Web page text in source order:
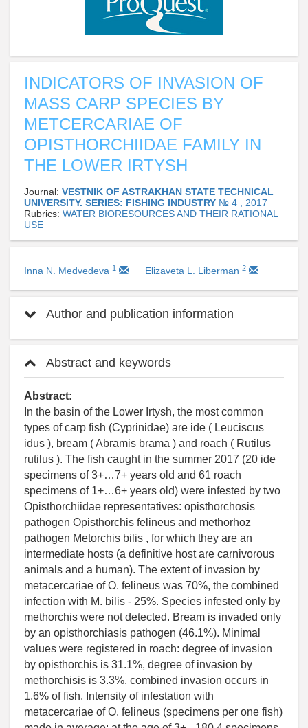
INDICATORS OF INVASION OF
MASS CARP SPECIES BY
METCERCARIAE OF
OPISTHORCHIIDAE FAMILY IN
THE LOWER IRTYSH
Journal: VESTNIK OF ASTRAKHAN STATE TECHNICAL
UNIVERSITY. SERIES: FISHING INDUSTRY № 4 , 2017
Rubrics: WATER BIORESOURCES AND THEIR RATIONAL
USE
Inna N. Medvedeva 1 Elizaveta L. Liberman 2
Author and publication information
Abstract and keywords
Abstract:
In the basin of the Lower Irtysh, the most common
types of carp fish (Cyprinidae) are ide ( Leuciscus
idus ), bream ( Abramis brama ) and roach ( Rutilus
rutilus ). The fish caught in the summer 2017 (20 ide
specimens of 3+…7+ years old and 61 roach
specimens of 1+…6+ years old) were infested by two
Opisthorchiidae representatives: opisthorchosis
pathogen Opisthorchis felineus and methorhoz
pathogen Metorchis bilis , for which they are an
intermediate hosts (a definitive host are carnivorous
animals and a human). The extent of invasion by
metacercariae of O. felineus was 70%, the combined
infection with M. bilis - 25%. Species infested only by
methorchis were not detected. Bream is invaded only
by an opisthorchiasis pathogen (46.1%). Minimal
values were registered in roach: degree of invasion
by opisthorchis is 31.1%, degree of invasion by
methorchisis is 3.3%, combined invasion occurs in
1.6% of fish. Intensity of infestation with
metacercariae of O. felineus (specimens per one fish)